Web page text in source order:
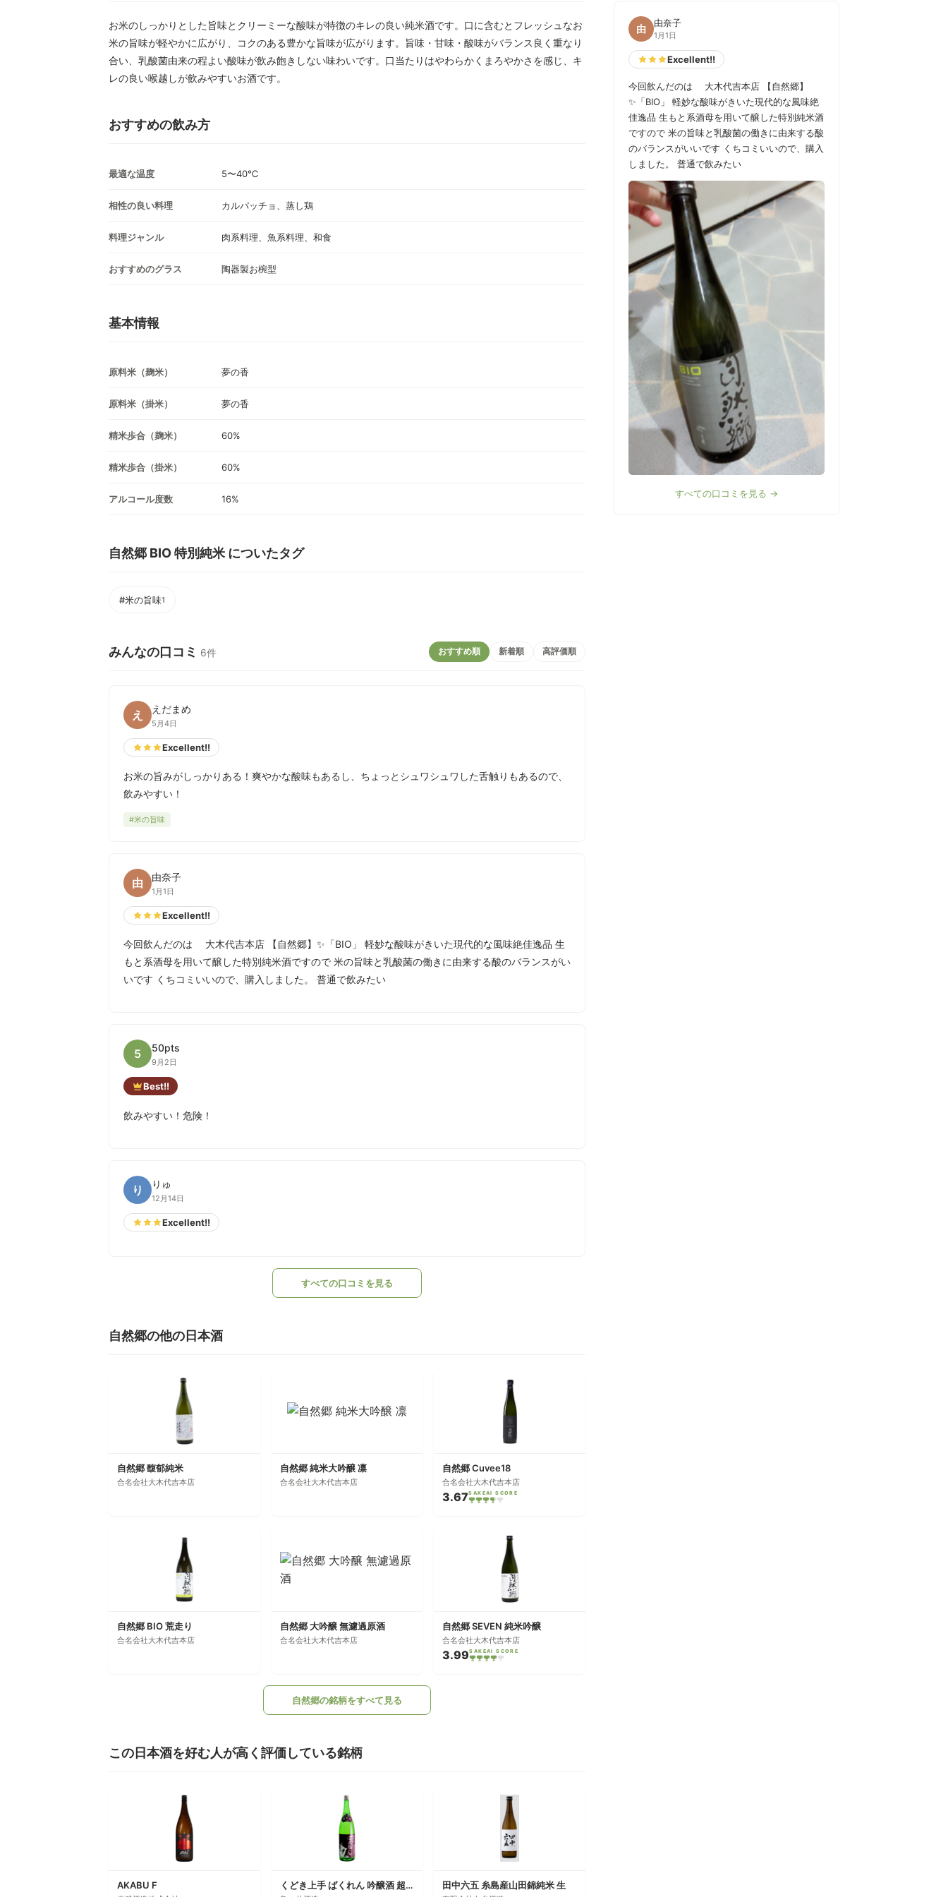
お米のしっかりとした旨味とクリーミーな酸味が特徴のキレの良い純米酒です。口に含むとフレッシュなお
米の旨味が軽やかに広がり、コクのある豊かな旨味が広がります。旨味・甘味・酸味がバランス良く重なり
合い、乳酸菌由来の程よい酸味が飲み飽きしない味わいです。口当たりはやわらかくまろやかさを感じ、キ
レの良い喉越しが飲みやすいお酒です。
おすすめの飲み方
最適な温度 5〜40℃
相性の良い料理 カルパッチョ、蒸し鶏
料理ジャンル 肉系料理、魚系料理、和食
おすすめのグラス 陶器製お椀型
基本情報
原料米（麹米） 夢の香
原料米（掛米） 夢の香
精米歩合（麹米） 60%
精米歩合（掛米） 60%
アルコール度数 16%
自然郷 BIO 特別純米 についたタグ
#米の旨味1
みんなの口コミ 6件 おすすめ順 新着順 高評価順
え えだまめ
5月4日
Excellent!!
お米の旨みがしっかりある！爽やかな酸味もあるし、ちょっとシュワシュワした舌触りもあるので、
飲みやすい！
#米の旨味
由 由奈子
1月1日
Excellent!!
今回飲んだのは 大木代吉本店 【自然郷】✨「BIO」 軽妙な酸味がきいた現代的な風味絶佳逸品 生
もと系酒母を用いて醸した特別純米酒ですので 米の旨味と乳酸菌の働きに由来する酸のバランスがい
いです くちコミいいので、購入しました。 普通で飲みたい
5 50pts
9月2日
Best!!
飲みやすい！危険！
り りゅ
12月14日
Excellent!!
すべての口コミを見る
自然郷の他の日本酒
自然郷 馥郁純米
合名会社大木代吉本店
自然郷 純米大吟醸 凛
合名会社大木代吉本店
自然郷 Cuvee18
合名会社大木代吉本店
3.67SAKEAI SCORE
自然郷 BIO 荒走り
合名会社大木代吉本店
自然郷 大吟醸 無濾過原酒
合名会社大木代吉本店
自然郷 SEVEN 純米吟醸
合名会社大木代吉本店
3.99SAKEAI SCORE
自然郷の銘柄をすべて見る
この日本酒を好む人が高く評価している銘柄
AKABU F くどき上手 ばくれん 吟醸酒 超辛口＋２０ 田中六五 糸島産山田錦純米 生
由 由奈子
1月1日
Excellent!!
今回飲んだのは 大木代吉本店 【自然郷】
✨「BIO」 軽妙な酸味がきいた現代的な風味絶
佳逸品 生もと系酒母を用いて醸した特別純米酒
ですので 米の旨味と乳酸菌の働きに由来する酸
のバランスがいいです くちコミいいので、購入
しました。 普通で飲みたい
すべての口コミを見る →